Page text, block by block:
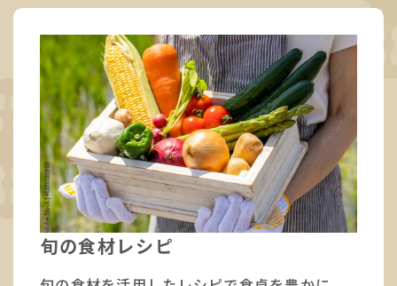
旬の食材レシピ